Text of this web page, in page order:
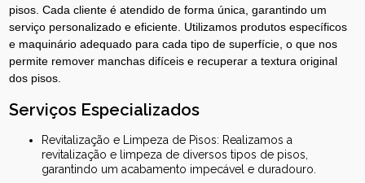
pisos. Cada cliente é atendido de forma única, garantindo um
serviço personalizado e eficiente. Utilizamos produtos específicos
e maquinário adequado para cada tipo de superfície, o que nos
permite remover manchas difíceis e recuperar a textura original
dos pisos.
Serviços Especializados
Revitalização e Limpeza de Pisos: Realizamos a
revitalização e limpeza de diversos tipos de pisos,
garantindo um acabamento impecável e duradouro.